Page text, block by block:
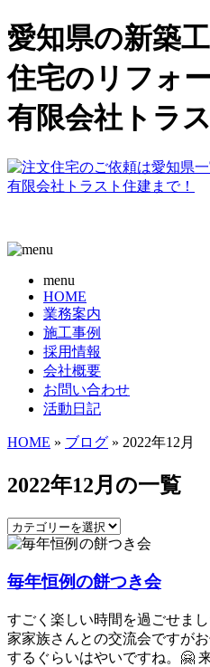
愛知県の新築
住宅のリフォ
有限会社トラ
menu
HOME
業務案内
施工事例
採用情報
会社概要
お問い合わせ
活動日記
HOME » ブログ » 2022年12月
2022年12月の一覧
毎年恒例の餅つき会
すごく楽しい時間を過ごせま
家家族さんとの交流会ですが
するぐらいはやいですね。🤗